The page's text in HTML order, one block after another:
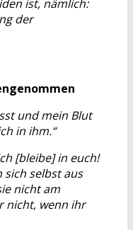
ist, nämlich:
der
und mein Blut
in ihm.“
[bleibe] in euch!
sich selbst aus
nicht am
nicht, wenn ihr